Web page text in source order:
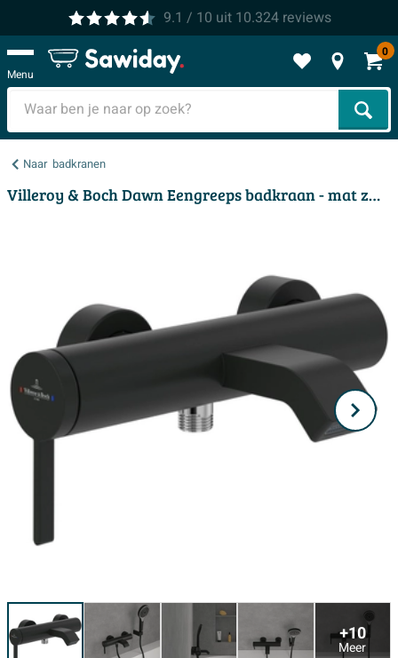
9.1 / 10 uit 10.324reviews
Menu
0
Naar badkranen
Villeroy & Boch Dawn Eengreeps badkraan - mat zwart
+10
Meer